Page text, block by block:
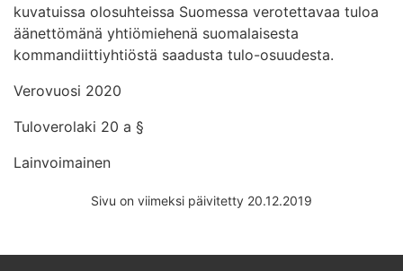
kuvatuissa olosuhteissa Suomessa verotettavaa tuloa
äänettömänä yhtiömiehenä suomalaisesta
kommandiittiyhtiöstä saadusta tulo-osuudesta.
Verovuosi 2020
Tuloverolaki 20 a §
Lainvoimainen
Sivu on viimeksi päivitetty 20.12.2019